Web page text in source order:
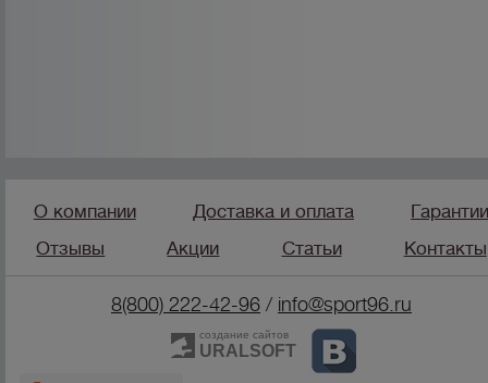
О компании Доставка и оплата
Отзывы
Акции Статьи Контакты
8(800) 222-42-96/ info@sport96.ru
создание сайтов
URALSOFT